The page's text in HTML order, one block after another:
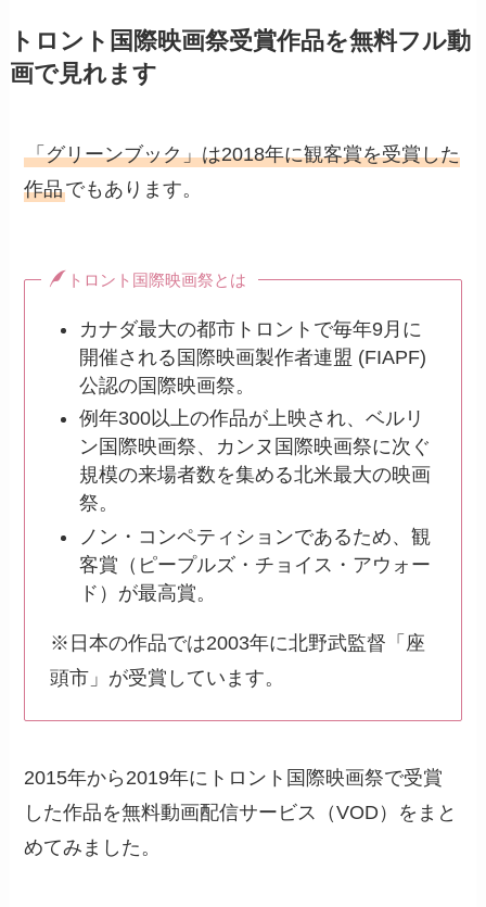
トロント国際映画祭受賞作品を無料フル動
画で見れます
「グリーンブック」は2018年に観客賞を受賞した
作品でもあります。
トロント国際映画祭とは
カナダ最大の都市トロントで毎年9月に
開催される国際映画製作者連盟 (FIAPF)
公認の国際映画祭。
例年300以上の作品が上映され、ベルリ
ン国際映画祭、カンヌ国際映画祭に次ぐ
規模の来場者数を集める北米最大の映画
祭。
ノン・コンペティションであるため、観
客賞（ピープルズ・チョイス・アウォー
ド）が最高賞。
※日本の作品では2003年に北野武監督「座
頭市」が受賞しています。
2015年から2019年にトロント国際映画祭で受賞
した作品を無料動画配信サービス（VOD）をまと
めてみました。